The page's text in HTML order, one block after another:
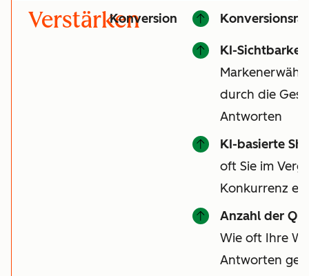
VerstärkenKonversion
KI-
durch die
Antworten
KI-basierte
oft Sie im
Konkurrenz
Anzahl der
Wie oft Ihre
Antworten